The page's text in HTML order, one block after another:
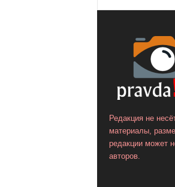
Редакция не
материалы,
редакции может
авторов.